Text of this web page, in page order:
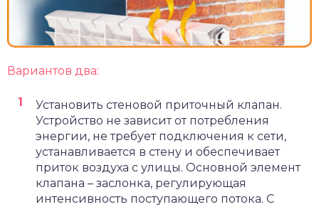
Вариантов два:
Установить стеновой приточный клапан.
Устройство не зависит от потребления
энергии, не требует подключения к сети,
устанавливается в стену и обеспечивает
приток воздуха с улицы. Основной элемент
клапана – заслонка, регулирующая
интенсивность поступающего потока. С